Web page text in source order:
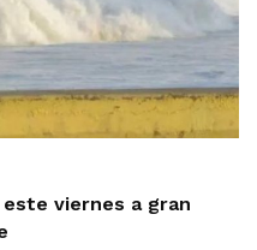
viernes a gran